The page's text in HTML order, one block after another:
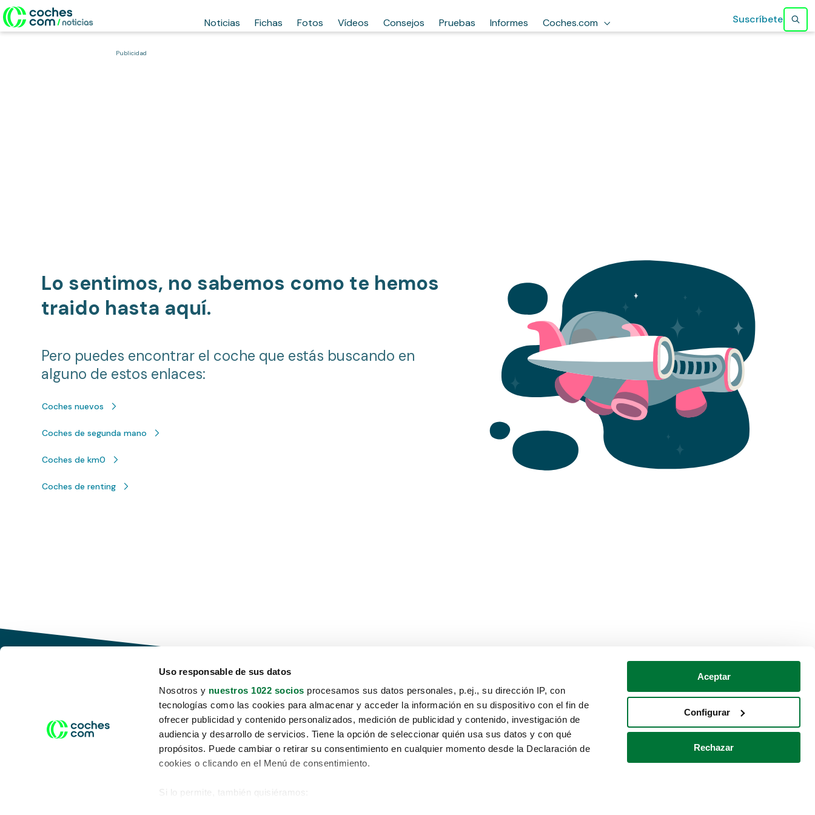
Uso responsable de sus datos
Nosotros y nuestros 1022 socios procesamos sus datos personales, p.ej., su dirección IP, con
tecnologías como las cookies para almacenar y acceder la información en su dispositivo con el fin de
ofrecer publicidad y contenido personalizados, medición de publicidad y contenido, investigación de
audiencia y desarrollo de servicios. Tiene la opción de seleccionar quién usa sus datos y con qué
propósitos. Puede cambiar o retirar su consentimiento en cualquier momento desde la Declaración de
cookies o clicando en el Menú de consentimiento.
Si lo permite, también quisiéramos:
Aceptar
Configurar
Rechazar
Noticias Fichas Fotos Vídeos Consejos Pruebas Informes Coches.com Suscríbete
Publicidad
Lo sentimos, no sabemos como te hemos
traido hasta aquí.
Pero puedes encontrar el coche que estás buscando en
alguno de estos enlaces:
Coches nuevos
Coches de segunda mano
Coches de km0
Coches de renting
Conduce tu futuro,
desata tu movilidad